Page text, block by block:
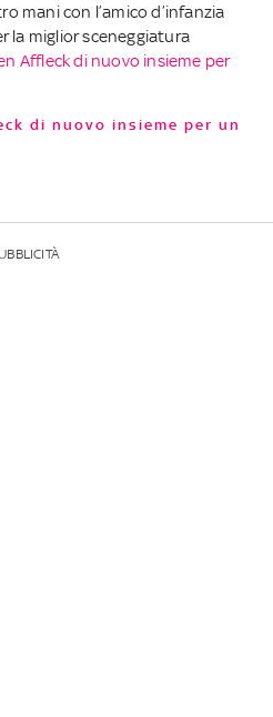
mani con l’amico d’infanzia
la miglior sceneggiatura
Affleck di nuovo insieme per